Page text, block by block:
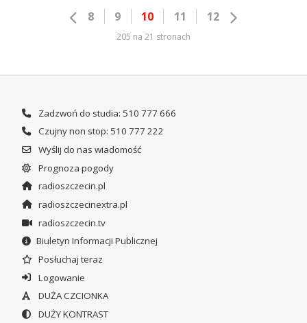
8 9 10 11 12
205 na 21 stronach
Zadzwoń do studia: 510 777 666
Czujny non stop: 510 777 222
Wyślij do nas wiadomość
Prognoza pogody
radioszczecin.pl
radioszczecinextra.pl
radioszczecin.tv
Biuletyn Informacji Publicznej
Posłuchaj teraz
Logowanie
DUŻA CZCIONKA
DUŻY KONTRAST